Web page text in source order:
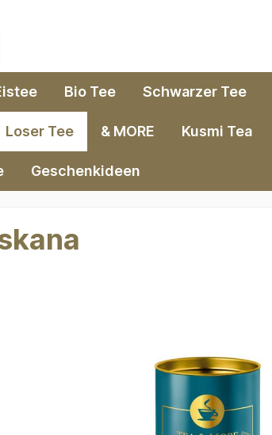
Bio Tee Schwarzer Tee
Loser Tee & MORE Kusmi Tea
Geschenkideen